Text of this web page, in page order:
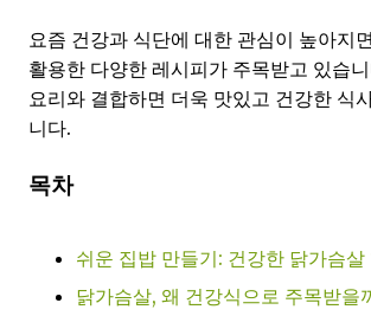
요즘 건강과 식단에 대한 관심이 높아지
활용한 다양한 레시피가 주목받고 있습
요리와 결합하면 더욱 맛있고 건강한 식
니다.
목차
쉬운 집밥 만들기: 건강한 닭가슴살
닭가슴살, 왜 건강식으로 주목받을